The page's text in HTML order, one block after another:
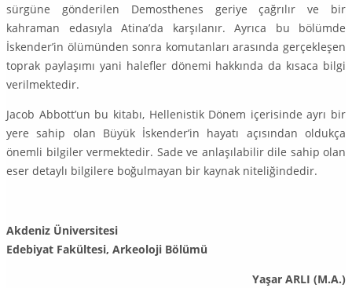
sürgüne gönderilen Demosthenes geriye çağrılır ve bir
kahraman edasıyla Atina’da karşılanır. Ayrıca bu bölümde
İskender’in ölü­münden sonra komutanları arasında gerçekleşen
toprak paylaşımı yani halefler dönemi hakkında da kı­saca bilgi
verilmektedir.
Jacob Abbott’un bu kitabı, Hellenistik Dönem içerisinde ayrı bir
yere sahip olan Büyük İsken­der’in hayatı açısından oldukça
önemli bilgiler vermektedir. Sade ve anlaşılabilir dile sahip olan
eser detaylı bilgilere boğulmayan bir kaynak niteliğindedir.
Akdeniz Üniversitesi
Edebiyat Fakültesi, Arkeoloji Bölümü
Yaşar ARLI (M.A.)